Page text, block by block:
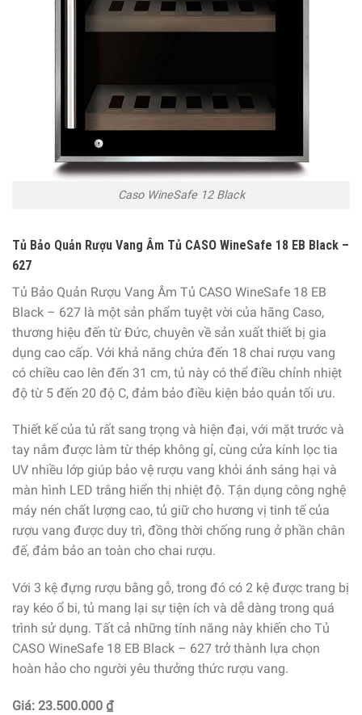
Caso WineSafe 12 Black
Tủ Bảo Quản Rượu Vang Âm Tủ CASO WineSafe 18 EB Black –
627
Tủ Bảo Quản Rượu Vang Âm Tủ CASO WineSafe 18 EB
Black – 627 là một sản phẩm tuyệt vời của hãng Caso,
thương hiệu đến từ Đức, chuyên về sản xuất thiết bị gia
dụng cao cấp. Với khả năng chứa đến 18 chai rượu vang
có chiều cao lên đến 31 cm, tủ này có thể điều chỉnh nhiệt
độ từ 5 đến 20 độ C, đảm bảo điều kiện bảo quản tối ưu.
Thiết kế của tủ rất sang trọng và hiện đại, với mặt trước và
tay nắm được làm từ thép không gỉ, cùng cửa kính lọc tia
UV nhiều lớp giúp bảo vệ rượu vang khỏi ánh sáng hại và
màn hình LED trắng hiển thị nhiệt độ. Tận dụng công nghệ
máy nén chất lượng cao, tủ giữ cho hương vị tinh tế của
rượu vang được duy trì, đồng thời chống rung ở phần chân
đế, đảm bảo an toàn cho chai rượu.
Với 3 kệ đựng rượu bằng gỗ, trong đó có 2 kệ được trang bị
ray kéo ổ bi, tủ mang lại sự tiện ích và dễ dàng trong quá
trình sử dụng. Tất cả những tính năng này khiến cho Tủ
CASO WineSafe 18 EB Black – 627 trở thành lựa chọn
hoàn hảo cho người yêu thưởng thức rượu vang.
Giá: 23.500.000 ₫